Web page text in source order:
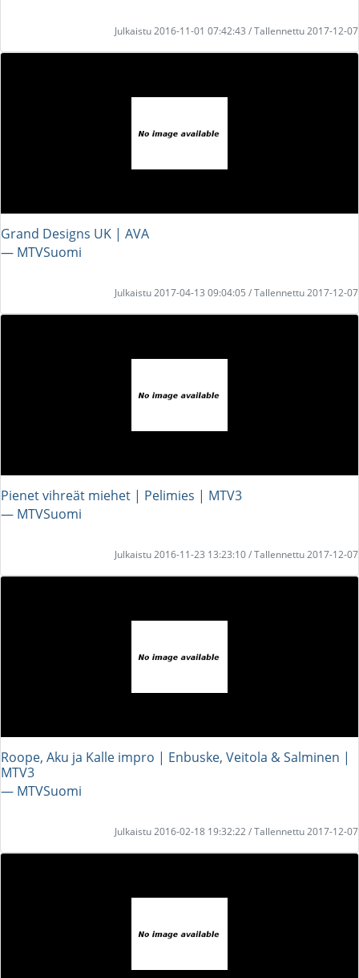
Julkaistu 2016-11-01 07:42:43 / Tallennettu 2017-12-07
Grand Designs UK | AVA
― MTVSuomi
Julkaistu 2017-04-13 09:04:05 / Tallennettu 2017-12-07
Pienet vihreät miehet | Pelimies | MTV3
― MTVSuomi
Julkaistu 2016-11-23 13:23:10 / Tallennettu 2017-12-07
Roope, Aku ja Kalle impro | Enbuske, Veitola & Salminen |
MTV3
― MTVSuomi
Julkaistu 2016-02-18 19:32:22 / Tallennettu 2017-12-07